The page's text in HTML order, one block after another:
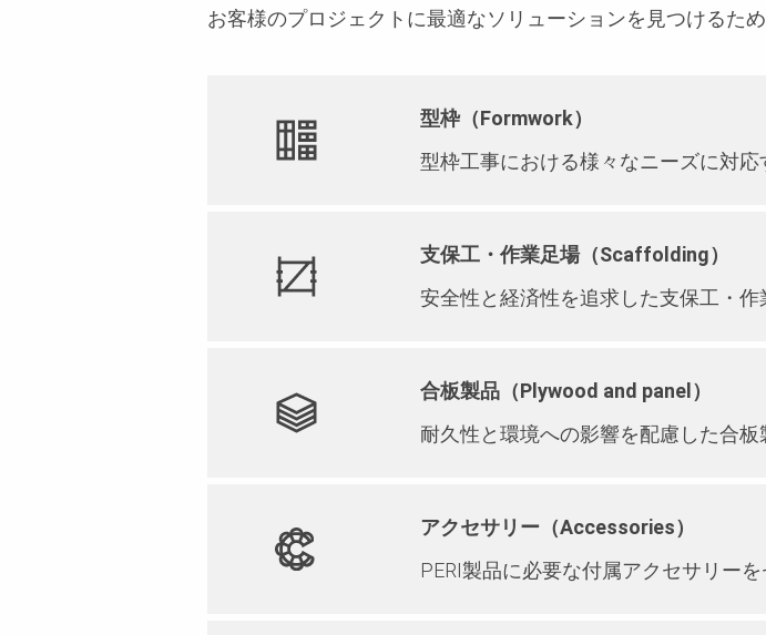
お客様のプロジェクトに最適なソリューションを見つけるた
型枠（Formwork）
型枠工事における様々なニーズに対
支保工・作業足場（Scaffolding）
安全性と経済性を追求した支保工・作
合板製品（Plywood and panel）
耐久性と環境への影響を配慮した合板
アクセサリー（Accessories）
PERI製品に必要な付属アクセサリー